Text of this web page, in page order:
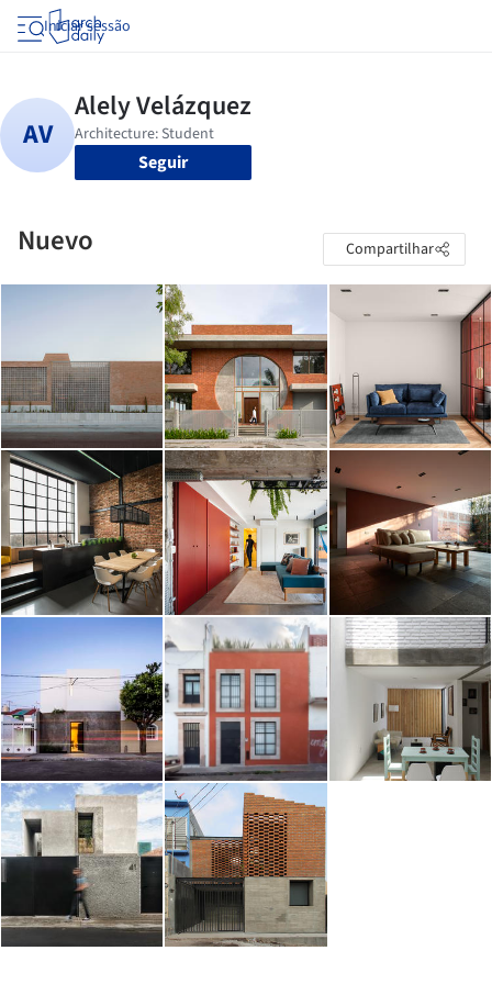
Iniciar sessão
Seguir
Nuevo Compartilhar